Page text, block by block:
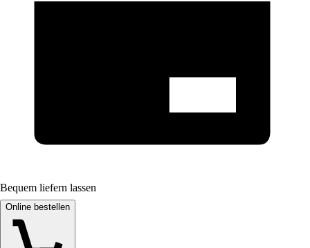
Bequem liefern lassen
Online bestellen